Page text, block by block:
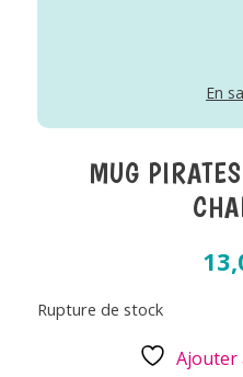
En
MUG
Rupture de stock
Ajouter